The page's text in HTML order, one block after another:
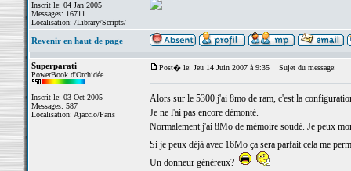
Inscrit le: 04 Jan 2005
Messages: 16711
Localisation: /Library/Scripts/
Revenir en haut de page
Superparati
PowerBook d'Orchidée
Inscrit le: 03 Oct 2005
Messages: 587
Localisation: Ajaccio/Paris
Post� le: Jeu 14 Juin 2007 à 9:35 Sujet du message:
Alors sur le 5300 j'ai 8mo de ram, c'est la
Je ne l'ai pas encore démonté.
Normalement j'ai 8Mo de mémoire soudé. Je peux
Si je peux déjà avec 16Mo ça sera parfait cela me
Un donneur généreux?